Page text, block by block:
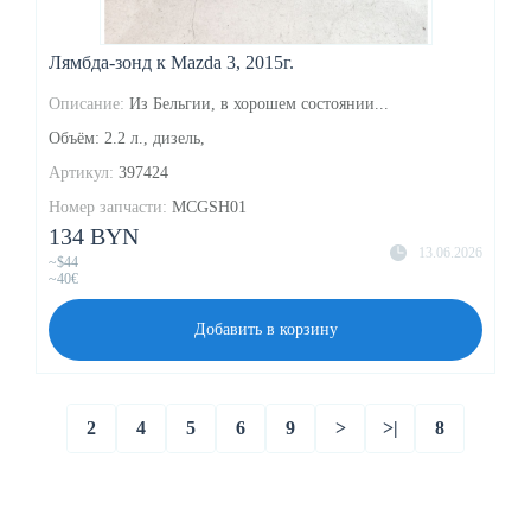
Лямбда-зонд к Mazda 3, 2015г.
Описание: Из Бельгии, в хорошем состоянии...
Объём: 2.2 л., дизель,
Артикул: 397424
Номер запчасти: MCGSH01
13.06.2026
134 BYN
~$44
~40€
Добавить в корзину
2 4 5 6 8
9 > >|